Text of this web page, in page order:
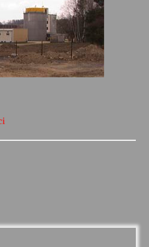
kousek za Humpolec. V Želivě ožije
Čapka